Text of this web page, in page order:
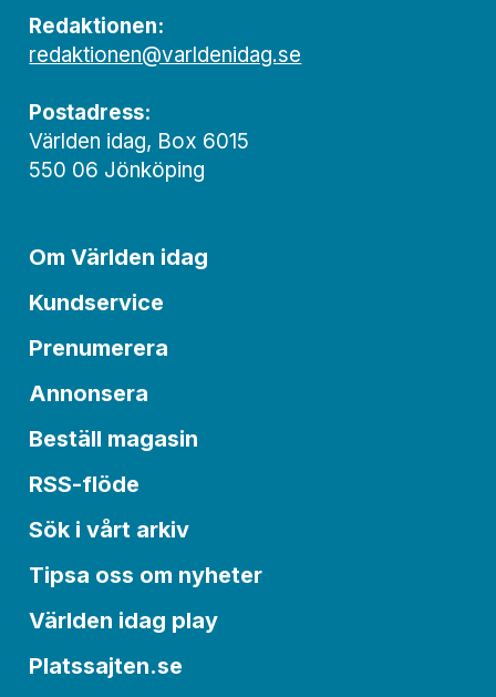
Redaktionen:
redaktionen@varldenidag.se
Postadress:
Världen idag, Box 6015
550 06 Jönköping
Om Världen idag
Kundservice
Prenumerera
Annonsera
Beställ magasin
RSS-flöde
Sök i vårt arkiv
Tipsa oss om nyheter
Världen idag play
Platssajten.se